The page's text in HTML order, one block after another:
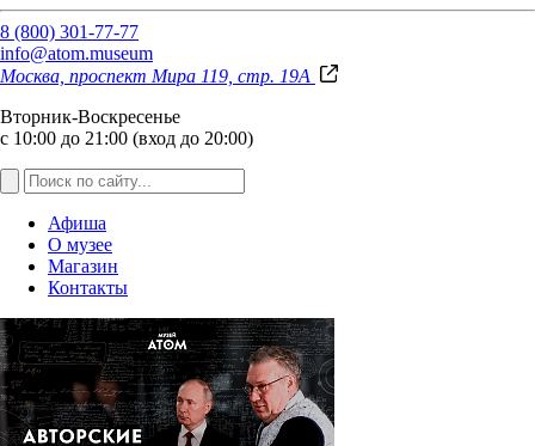
8 (800) 301-77-77
info@atom.museum
Москва, проспект Мира 119, стр. 19А
Вторник-Воскресенье
с 10:00 до 21:00 (вход до 20:00)
Афиша
О музее
Магазин
Контакты